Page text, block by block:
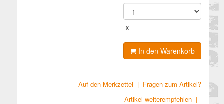
x
In den Warenkorb
Fragen zum Artikel?
Auf den Merkzettel |
Artikel weiterempfehlen |